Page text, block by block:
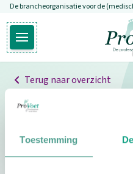
Toestemming
Overslaan en naar de inhoud
De brancheorganisatie voor de
Open hoofdmenu
Ga
Terug naar overzicht
Professionals
Pedicure